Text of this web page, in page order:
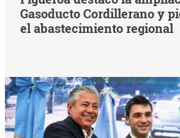
Gasoducto Cordillerano y
el abastecimiento regional